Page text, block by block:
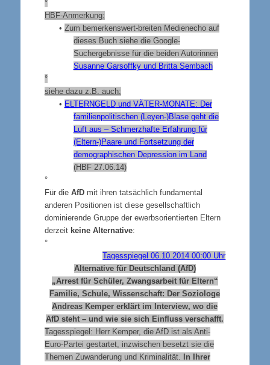
°
HBF-Anmerkung:
• Zum bemerkenswert-breiten Medienecho auf
dieses Buch siehe die Google-
Suchergebnisse für die beiden Autorinnen
Susanne Garsoffky und Britta Sembach
°
siehe dazu z.B. auch:
• ELTERNGELDund VÄTER-MONATE: Der
familienpolitischen (Leyen-)Blase geht die
Luft aus – Schmerzhafte Erfahrung für
(Eltern-)Paare und Fortsetzung der
demographischen Depression im Land
(HBF 27.06.14)
°
Für die AfD mit ihren tatsächlich fundamental
anderen Positionen ist diese gesellschaftlich
dominierende Gruppe der ewerbsorientierten Eltern
derzeit keine Alternative:
°
Tagesspiegel 06.10.2014 00:00 Uhr
Alternative für Deutschland (AfD)
„Arrest für Schüler, Zwangsarbeit für Eltern“
Familie, Schule, Wissenschaft: Der Soziologe
Andreas Kemper erklärt im Interview, wo die
AfD steht – und wie sie sich Einfluss verschafft.
Tagesspiegel: Herr Kemper, die AfD ist als Anti-
Euro-Partei gestartet, inzwischen besetzt sie die
Themen Zuwanderung und Kriminalität. In Ihrer